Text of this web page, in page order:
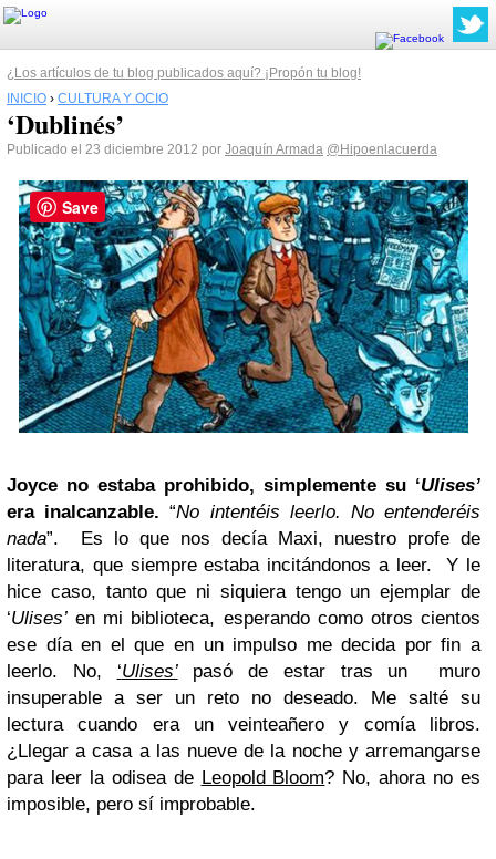
¿Los artículos de tu blog publicados aquí? ¡Propón tu blog!
INICIO › CULTURA Y OCIO
‘Dublinés’
Publicado el 23 diciembre 2012 por Joaquín Armada @Hipoenlacuerda
Joyce no estaba prohibido, simplemente su ‘Ulises’
era inalcanzable. “No intentéis leerlo. No entenderéis
nada”. Es lo que nos decía Maxi, nuestro profe de
literatura, que siempre estaba incitándonos a leer. Y le
hice caso, tanto que ni siquiera tengo un ejemplar de
‘Ulises’ en mi biblioteca, esperando como otros cientos
ese día en el que en un impulso me decida por fin a
leerlo. No, ‘Ulises’pasó de estar tras un muro
insuperable a ser un reto no deseado. Me salté su
lectura cuando era un veinteañero y comía libros.
¿Llegar a casa a las nueve de la noche y arremangarse
para leer la odisea de Leopold Bloom? No, ahora no es
imposible, pero sí improbable.
Save